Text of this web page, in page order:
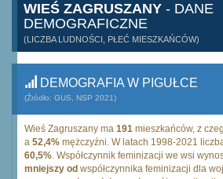
WIEŚ ZAGRUSZANY - DANE
DEMOGRAFICZNE
(LICZBA LUDNOŚCI, PŁEĆ MIESZKAŃCÓW)
DEMOGRAFIA W PIGUŁCE
(Źródło: GUS, NSP 2021)
Wieś Zagruszany ma 191 mieszkańców, z
a 52,4% mężczyźni. W latach 1998-2021
60,5%. Współczynnik feminizacji we wsi
mniejszy od współczynnika feminizacji dla